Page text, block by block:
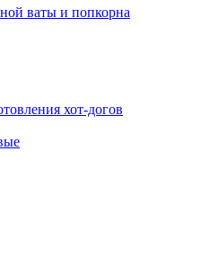
ваты и попкорна
хот-догов